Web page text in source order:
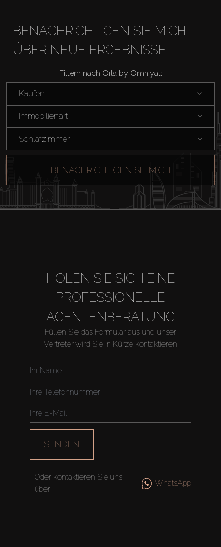
Kaufen
Miete
Verkaufen
Agenten
BENACHRICHTIGEN SIE MICH
ÜBER NEUE ERGEBNISSE
Filtern nach Orla by Omniyat:
Kaufen
Immobilienart
Schlafzimmer
BENACHRICHTIGEN SIE MICH
HOLEN SIE SICH EINE
PROFESSIONELLE
AGENTENBERATUNG
Füllen Sie das Formular aus und unser
Vertreter wird Sie in Kürze kontaktieren
SENDEN
Oder kontaktieren Sie uns
über
WhatsApp